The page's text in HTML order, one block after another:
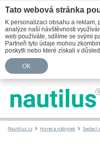
Nautilus.cz Horeca nábytek Sedací
Tato webová stránka
K personalizaci obsahu a
analýze naší návštěvnosti
web používáte, sdílíme se svými
Partneři tyto údaje mohou
poskytli nebo které získali v
OK